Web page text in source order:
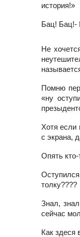
история!»
Бац! Бац!-
Не
Помню
«ну
Хотя если
с экрана,
Опять
толку????
Знал,
сейчас
Как здеся